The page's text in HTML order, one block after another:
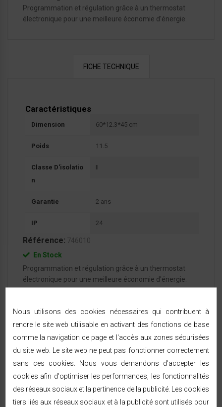
Programmation et régulation grâce à un thermostat
électronique pour une meilleure économie d'énergie.
FICHE TECHNIQUE
Caractéristiques
Dimension 60*12.3*45 cm
Poids 11.5
Classe D'isolatio
N
II
Garantie 2 ans
IP 24
Référence: 746010
En Stock
Programmation et régulation grâce à un thermostat
électronique pour une meilleure économie d'énergie.
DOCUMENTS JOINTS
Manuel POLA
Téléchargement (602.3KB)
Nous utilisons des cookies nécessaires qui contribuent à
rendre le site web utilisable en activant des fonctions de base
comme la navigation de page et l'accès aux zones sécurisées
du site web. Le site web ne peut pas fonctionner correctement
sans ces cookies. Nous vous demandons d'accepter les
cookies afin d'optimiser les performances, les fonctionnalités
des réseaux sociaux et la pertinence de la publicité. Les cookies
tiers liés aux réseaux sociaux et à la publicité sont utilisés pour